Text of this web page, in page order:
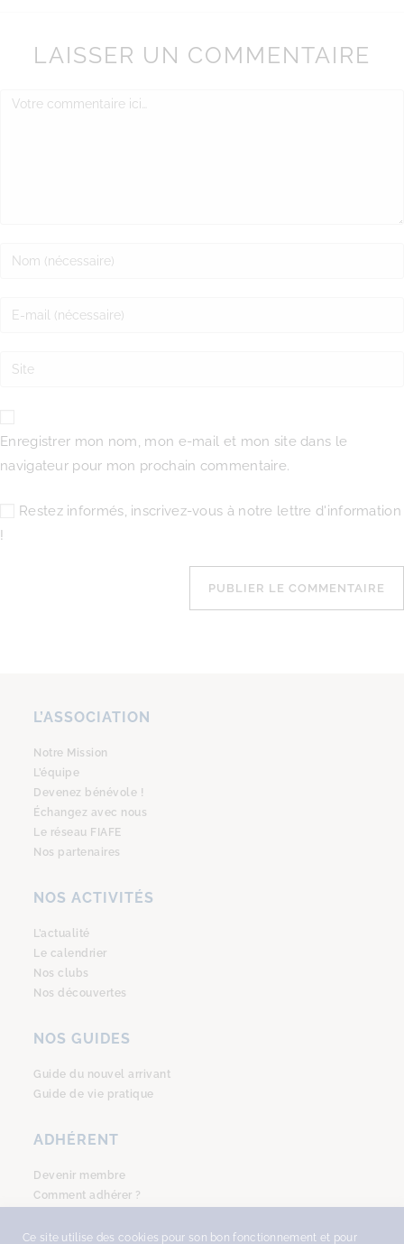
LAISSER UN COMMENTAIRE
Enregistrer mon nom, mon e-mail et mon site dans le
navigateur pour mon prochain commentaire.
Restez informés, inscrivez-vous à notre lettre d'information
!
L’ASSOCIATION
Notre Mission
L’équipe
Devenez bénévole !
Échangez avec nous
Le réseau FIAFE
Nos partenaires
NOS ACTIVITÉS
L’actualité
Le calendrier
Nos clubs
Nos découvertes
NOS GUIDES
Guide du nouvel arrivant
Guide de vie pratique
ADHÉRENT
Devenir membre
Comment adhérer ?
Ce site utilise des cookies pour son bon fonctionnement et pour